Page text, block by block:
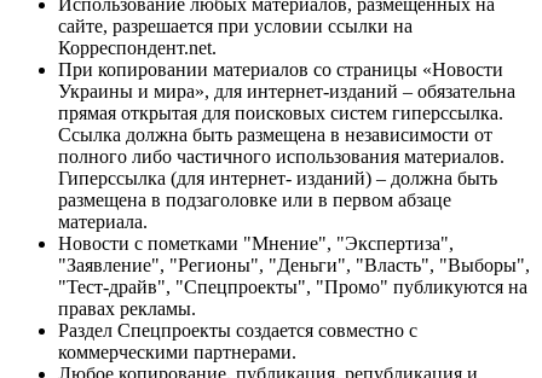
Использование любых материалов, размещённых на
сайте, разрешается при условии ссылки на
Корреспондент.net.
При копировании материалов со страницы «Новости
Украины и мира», для интернет-изданий – обязательна
прямая открытая для поисковых систем гиперссылка.
Ссылка должна быть размещена в независимости от
полного либо частичного использования материалов.
Гиперссылка (для интернет- изданий) – должна быть
размещена в подзаголовке или в первом абзаце
материала.
Новости с пометками "Мнение", "Экспертиза",
"Заявление", "Регионы", "Деньги", "Власть", "Выборы",
"Тест-драйв", "Спецпроекты", "Промо" публикуются на
правах рекламы.
Раздел Спецпроекты создается совместно с
коммерческими партнерами.